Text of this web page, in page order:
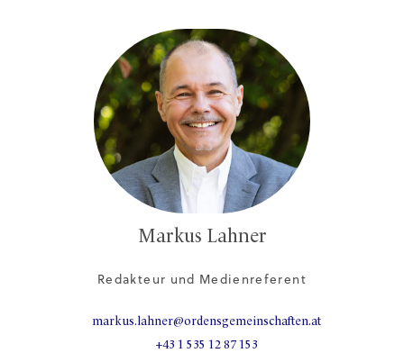
Markus Lahner
Redakteur und Medienreferent
markus.lahner@ordensgemeinschaften.at
+43 1 535 12 87 153